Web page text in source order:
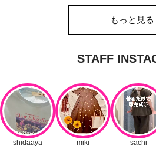
もっと見る